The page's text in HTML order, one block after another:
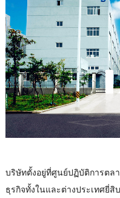
บริษัทตั้งอยู่ที่ศูนย์ปฏิบัติการตล
ธุรกิจทั้งในและต่างประเทศยี่สิ